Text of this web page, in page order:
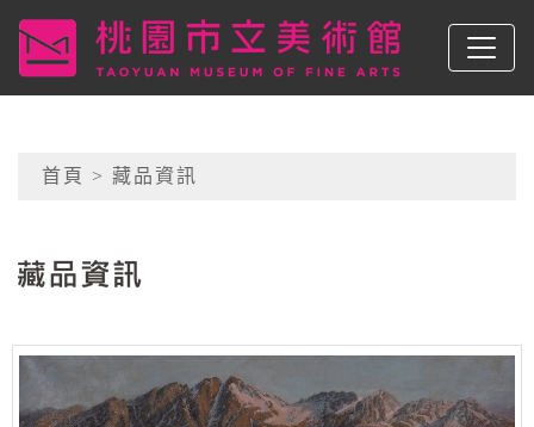
桃園市立美術館
網頁導覽
首頁 > 藏品資訊